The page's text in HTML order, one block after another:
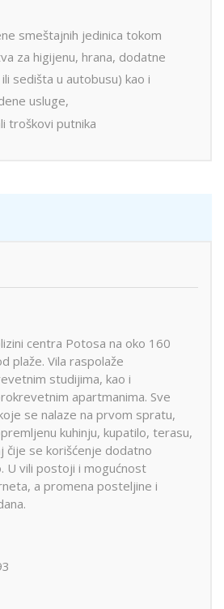
smeštajnih jedinica tokom
za higijenu, hrana, dodatne
sedišta u autobusu) kao i
usluge,
troškovi putnika
centra Potosa na oko 160
plaže. Vila raspolaže
studijima, kao i
apartmanima. Sve
se nalaze na prvom spratu,
kuhinju, kupatilo, terasu,
čije se korišćenje dodatno
U vili postoji i mogućnost
a promena posteljine i